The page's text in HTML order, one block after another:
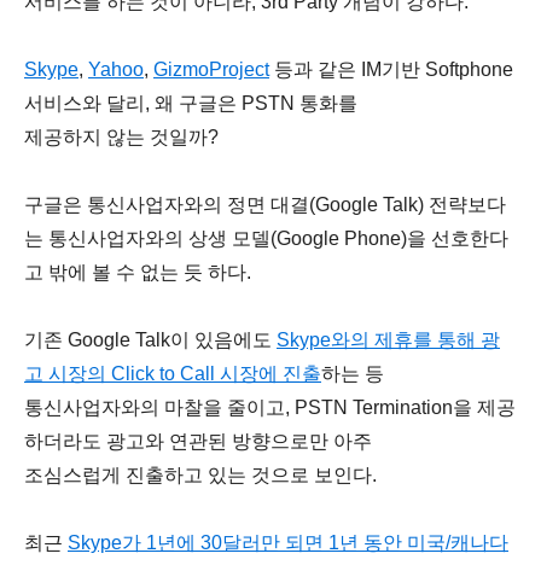
Skype, Yahoo, GizmoProject등과 같은 IM기반 Softphone
서비스와 달리, 왜 구글은 PSTN 통화를
제공하지 않는 것일까?
구글은 통신사업자와의 정면 대결(Google Talk) 전략보다
는 통신사업자와의 상생 모델(Google Phone)을 선호한다
고 밖에 볼 수 없는 듯 하다.
기존 Google Talk이 있음에도 Skype와의 제휴를 통해 광
고 시장의 Click to Call 시장에 진출하는 등
통신사업자와의 마찰을 줄이고, PSTN Termination을 제공
하더라도 광고와 연관된 방향으로만 아주
조심스럽게 진출하고 있는 것으로 보인다.
최근 Skype가 1년에 30달러만 되면 1년 동안 미국/캐나다